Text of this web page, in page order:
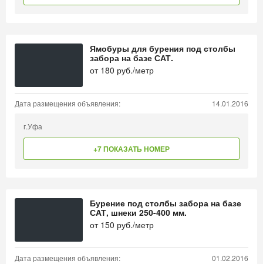
Ямобуры для бурения под столбы
забора на базе САТ.
от 180 руб./метр
Дата размещения объявления: 14.01.2016
г.Уфа
+7 ПОКАЗАТЬ НОМЕР
Бурение под столбы забора на базе
САТ, шнеки 250-400 мм.
от 150 руб./метр
Дата размещения объявления: 01.02.2016